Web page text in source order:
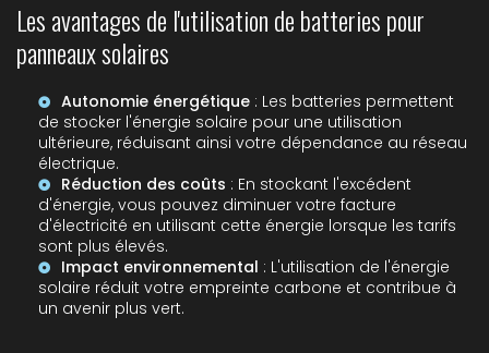
Les avantages de l'utilisation de batteries pour
panneaux solaires
Autonomie énergétique : Les batteries permettent
de stocker l'énergie solaire pour une utilisation
ultérieure, réduisant ainsi votre dépendance au réseau
électrique.
Réduction des coûts : En stockant l'excédent
d'énergie, vous pouvez diminuer votre facture
d'électricité en utilisant cette énergie lorsque les tarifs
sont plus élevés.
Impact environnemental : L'utilisation de l'énergie
solaire réduit votre empreinte carbone et contribue à
un avenir plus vert.